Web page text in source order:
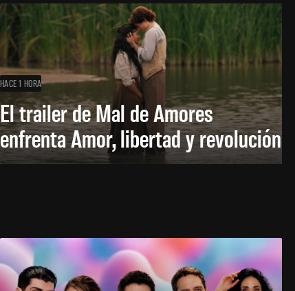
HACE 1 HORA
El trailer de Mal de Amores
enfrenta Amor, libertad y revolución